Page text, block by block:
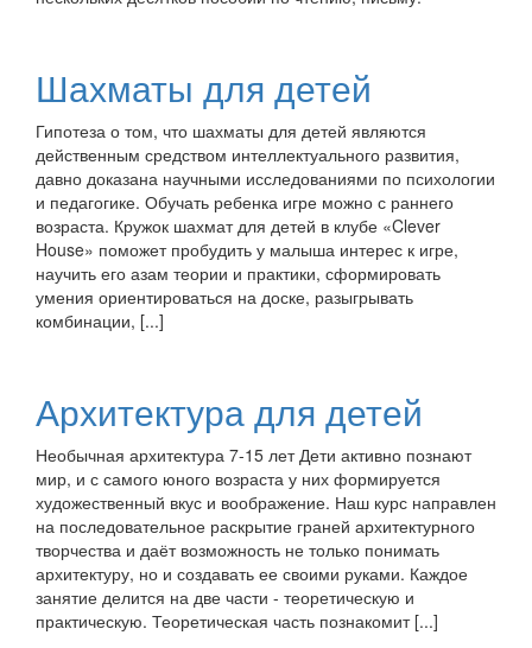
Шахматы для детей
Гипотеза о том, что шахматы для детей являются
действенным средством интеллектуального развития,
давно доказана научными исследованиями по психологии
и педагогике. Обучать ребенка игре можно с раннего
возраста. Кружок шахмат для детей в клубе «Clever
House» поможет пробудить у малыша интерес к игре,
научить его азам теории и практики, сформировать
умения ориентироваться на доске, разыгрывать
комбинации, [...]
Архитектура для детей
Необычная архитектура 7-15 лет Дети активно познают
мир, и с самого юного возраста у них формируется
художественный вкус и воображение. Наш курс направлен
на последовательное раскрытие граней архитектурного
творчества и даёт возможность не только понимать
архитектуру, но и создавать ее своими руками. Каждое
занятие делится на две части - теоретическую и
практическую. Теоретическая часть познакомит [...]